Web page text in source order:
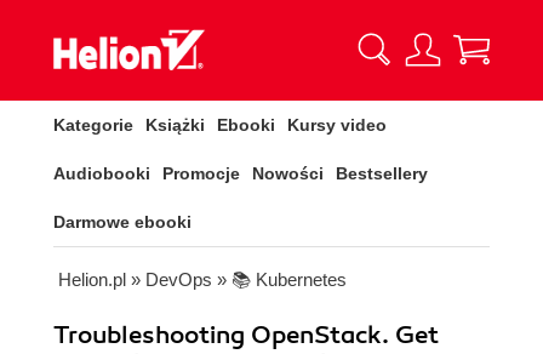
Kategorie Książki Ebooki Kursy video
Audiobooki Promocje Nowości Bestsellery
Darmowe ebooki
Helion.pl » DevOps » 📚 Kubernetes
Troubleshooting OpenStack. Get